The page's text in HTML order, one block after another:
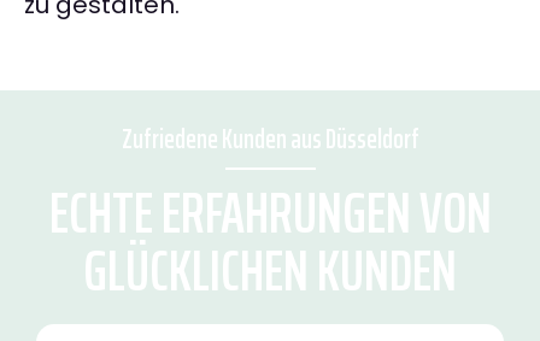
Zufriedene Kunden aus Düsseldorf
ECHTE ERFAHRUNGEN VON
GLÜCKLICHEN KUNDEN